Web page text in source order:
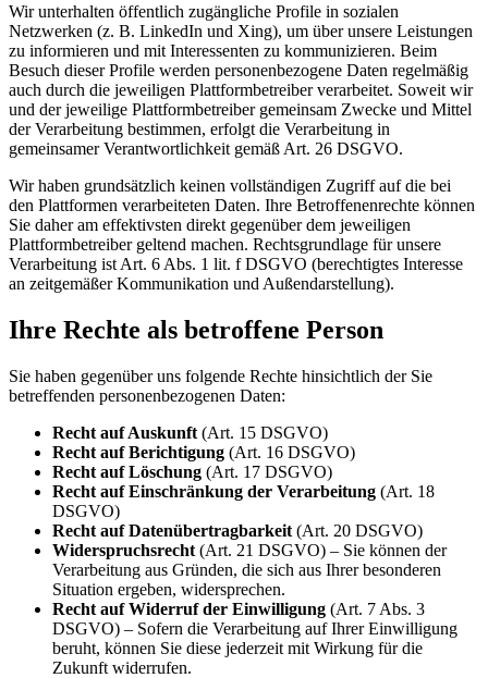
Wir unterhalten öffentlich zugängliche Profile in sozialen
Netzwerken (z. B. LinkedIn und Xing), um über unsere Leistungen
zu informieren und mit Interessenten zu kommunizieren. Beim
Besuch dieser Profile werden personenbezogene Daten regelmäßig
auch durch die jeweiligen Plattformbetreiber verarbeitet. Soweit wir
und der jeweilige Plattformbetreiber gemeinsam Zwecke und Mittel
der Verarbeitung bestimmen, erfolgt die Verarbeitung in
gemeinsamer Verantwortlichkeit gemäß Art. 26 DSGVO.
Wir haben grundsätzlich keinen vollständigen Zugriff auf die bei
den Plattformen verarbeiteten Daten. Ihre Betroffenenrechte können
Sie daher am effektivsten direkt gegenüber dem jeweiligen
Plattformbetreiber geltend machen. Rechtsgrundlage für unsere
Verarbeitung ist Art. 6 Abs. 1 lit. f DSGVO (berechtigtes Interesse
an zeitgemäßer Kommunikation und Außendarstellung).
Ihre Rechte als betroffene Person
Sie haben gegenüber uns folgende Rechte hinsichtlich der Sie
betreffenden personenbezogenen Daten:
Recht auf Auskunft (Art. 15 DSGVO)
Recht auf Berichtigung (Art. 16 DSGVO)
Recht auf Löschung (Art. 17 DSGVO)
Recht auf Einschränkung der Verarbeitung (Art. 18
DSGVO)
Recht auf Datenübertragbarkeit (Art. 20 DSGVO)
Widerspruchsrecht (Art. 21 DSGVO) – Sie können der
Verarbeitung aus Gründen, die sich aus Ihrer besonderen
Situation ergeben, widersprechen.
Recht auf Widerruf der Einwilligung (Art. 7 Abs. 3
DSGVO) – Sofern die Verarbeitung auf Ihrer Einwilligung
beruht, können Sie diese jederzeit mit Wirkung für die
Zukunft widerrufen.